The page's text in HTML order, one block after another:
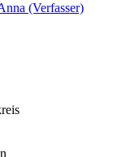
(Verfasser)